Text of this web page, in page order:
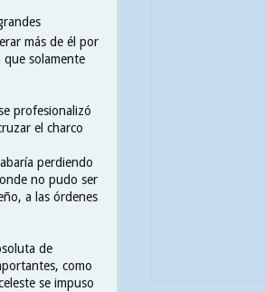
más de él por
que solamente
profesionalizó
el charco
perdiendo
no pudo ser
a las órdenes
de
como
se impuso